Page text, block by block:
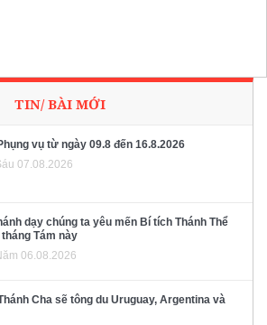
TIN/ BÀI MỚI
vụ từ ngày 09.8 đến 16.8.2026
07.08.2026
dạy chúng ta yêu mến Bí tích Thánh Thể
Tám này
06.08.2026
Cha sẽ tông du Uruguay, Argentina và